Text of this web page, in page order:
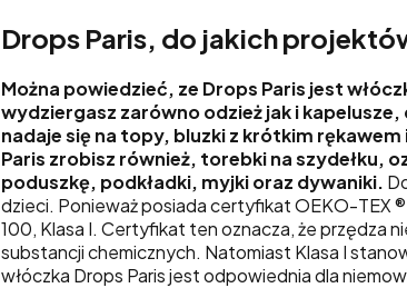
Drops Paris, do jakich
Można powiedzieć, ze Drops Paris jest
wydziergasz zarówno odzież jak i
nadaje się na topy, bluzki z krótkim
Paris zrobisz również, torebki na szydełku,
poduszkę, podkładki, myjki oraz dywaniki.
dzieci. Ponieważ posiada certyfikatOEKO-TEX ®
100, Klasa I. Certyfikat ten oznacza, że przędza
substancji chemicznych. Natomiast Klasa I
włóczka Drops Paris jest odpowiednia dla